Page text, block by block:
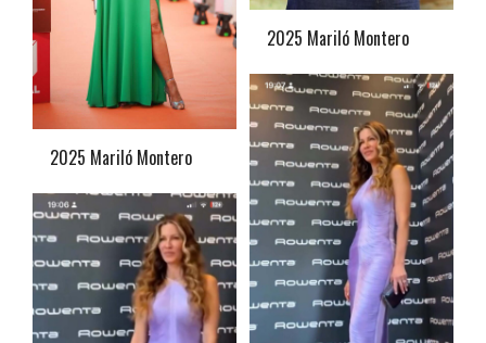
2025 Mariló Montero
2025 Mariló Montero